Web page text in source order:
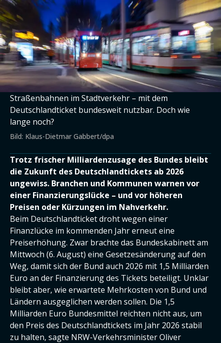
Straßenbahnen im Stadtverkehr – mit dem
Deutschlandticket bundesweit nutzbar. Doch wie
lange noch?
Bild: Klaus-Dietmar Gabbert/dpa
Trotz frischer Milliardenzusage des Bundes bleibt
die Zukunft des Deutschlandtickets ab 2026
ungewiss. Branchen und Kommunen warnen vor
einer Finanzierungslücke – und vor höheren
Preisen oder Kürzungen im Nahverkehr.
Beim Deutschlandticket droht wegen einer
Finanzlücke im kommenden Jahr erneut eine
Preiserhöhung. Zwar brachte das Bundeskabinett am
Mittwoch (6. August) eine Gesetzesänderung auf den
Weg, damit sich der Bund auch 2026 mit 1,5 Milliarden
Euro an der Finanzierung des Tickets beteiligt. Unklar
bleibt aber, wie erwartete Mehrkosten von Bund und
Ländern ausgeglichen werden sollen. Die 1,5
Milliarden Euro Bundesmittel reichten nicht aus, um
den Preis des Deutschlandtickets im Jahr 2026 stabil
zu halten, sagte NRW-Verkehrsminister Oliver